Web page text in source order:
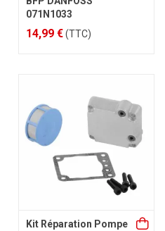
071N1033
14,99 €(TTC)
Kit Réparation Pompe